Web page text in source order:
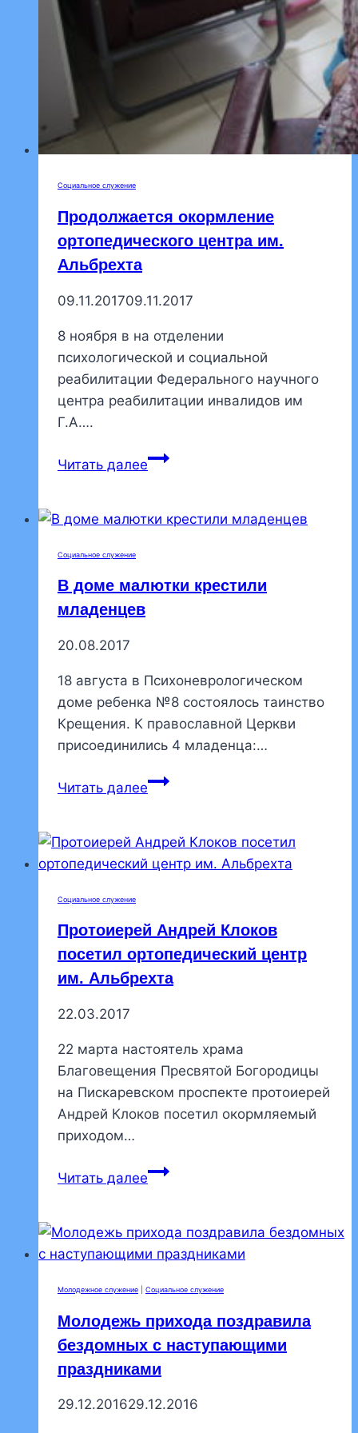
Социальное служение
Продолжается окормление
ортопедического центра им.
Альбрехта
09.11.201709.11.2017
8 ноября в на отделении
психологической и социальной
реабилитации Федерального научного
центра реабилитации инвалидов им
Г.А….
Читать далееПродолжается
центра
Социальное служение
В доме малютки крестили
младенцев
20.08.2017
18 августа в Психоневрологическом
доме ребенка №8 состоялось таинство
Крещения. К православной Церкви
присоединились 4 младенца:…
Читать далееВ
крестили
младенцев
Социальное служение
Протоиерей Андрей Клоков
посетил ортопедический центр
им. Альбрехта
22.03.2017
22 марта настоятель храма
Благовещения Пресвятой Богородицы
на Пискаревском проспекте протоиерей
Андрей Клоков посетил окормляемый
приходом…
Читать далееПротоиерей
посетил
ортопедический
им.
Альбрехта
Молодежное служение Социальное служение
Молодежь прихода поздравила
бездомных с наступающими
праздниками
29.12.201629.12.2016